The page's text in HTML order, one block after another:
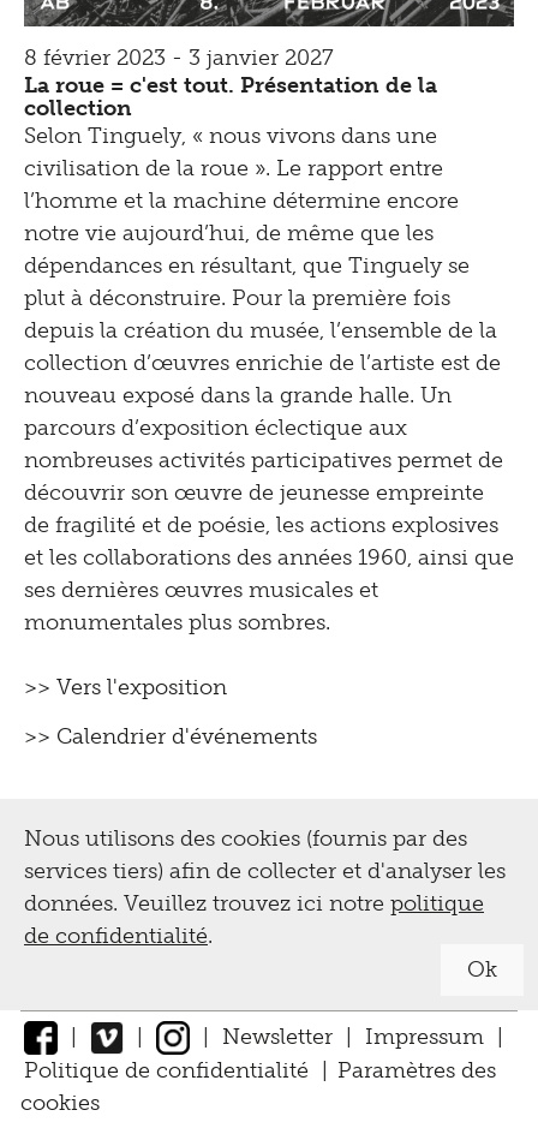
8 février 2023 - 3 janvier 2027
La roue = c'est tout. Présentation de la
collection
Selon Tinguely, « nous vivons dans une
civilisation de la roue ». Le rapport entre
l’homme et la machine détermine encore
notre vie aujourd’hui, de même que les
dépendances en résultant, que Tinguely se
plut à déconstruire. Pour la première fois
depuis la création du musée, l’ensemble de la
collection d’œuvres enrichie de l’artiste est de
nouveau exposé dans la grande halle. Un
parcours d’exposition éclectique aux
nombreuses activités participatives permet de
découvrir son œuvre de jeunesse empreinte
de fragilité et de poésie, les actions explosives
et les collaborations des années 1960, ainsi que
ses dernières œuvres musicales et
monumentales plus sombres.
>> Vers l'exposition
>> Calendrier d'événements
Nous utilisons des cookies (fournis par des
services tiers) afin de collecter et d'analyser les
données. Veuillez trouvez ici notre politique
de confidentialité.
Ok
| | | Newsletter | Impressum |
Politique de confidentialité
Paramètres des
cookies